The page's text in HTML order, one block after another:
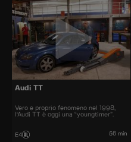
Audi TT
Vero e proprio fenomeno nel 1998,
l'Audi TT è oggi una “youngtimer”.
E4 56 min